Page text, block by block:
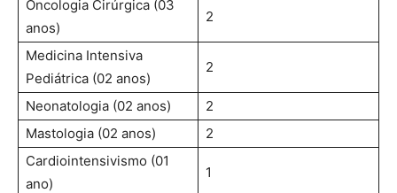
Oncologia Cirúrgica (03
anos)
2
Medicina Intensiva
Pediátrica (02 anos)
2
Neonatologia (02 anos)
2
Mastologia (02 anos)
2
Cardiointensivismo (01
ano)
1